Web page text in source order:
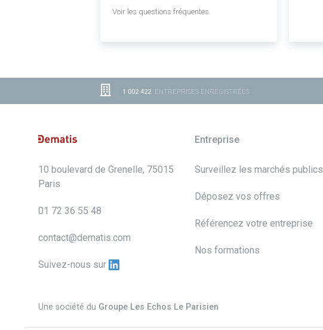
Voir les questions fréquentes.
1 002 422ENTREPRISES ENREGISTRÉES
10 boulevard de Grenelle, 75015
Paris
01 72 36 55 48
contact@dematis.com
Suivez-nous sur
Entreprise
Surveillez les marchés publics
Déposez vos offres
Référencez votre entreprise
Nos formations
Une société du Groupe Les Echos Le Parisien